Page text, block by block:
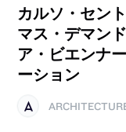
カルソ・セン
マス・デマン
ア・ビエンナ
ーション